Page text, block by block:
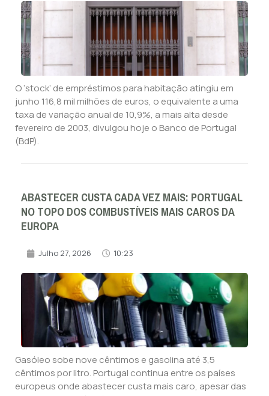
O ‘stock’ de empréstimos para habitação atingiu em
junho 116,8 mil milhões de euros, o equivalente a uma
taxa de variação anual de 10,9%, a mais alta desde
fevereiro de 2003, divulgou hoje o Banco de Portugal
(BdP).
ABASTECER CUSTA CADA VEZ MAIS: PORTUGAL
NO TOPO DOS COMBUSTÍVEIS MAIS CAROS DA
EUROPA
Julho 27, 2026 10:23
Gasóleo sobe nove cêntimos e gasolina até 3,5
cêntimos por litro. Portugal continua entre os países
europeus onde abastecer custa mais caro, apesar das